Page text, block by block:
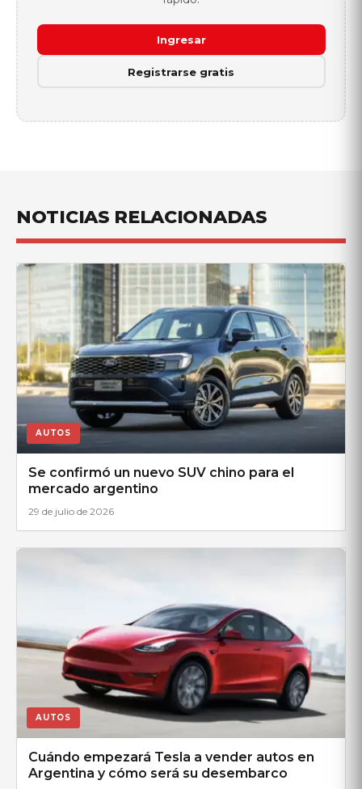
Ingresar
Registrarse gratis
NOTICIAS RELACIONADAS
AUTOS
Se confirmó un nuevo SUV chino para el
mercado argentino
29 de julio de 2026
AUTOS
Cuándo empezará Tesla a vender autos en
Argentina y cómo será su desembarco